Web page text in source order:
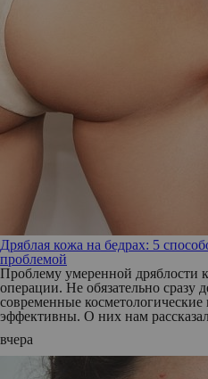
Дряблая кожа на бедрах: 5
проблемой
Проблему умеренной дряблости
операции. Не обязательно сразу
современные
эффективны. О них нам
вчера